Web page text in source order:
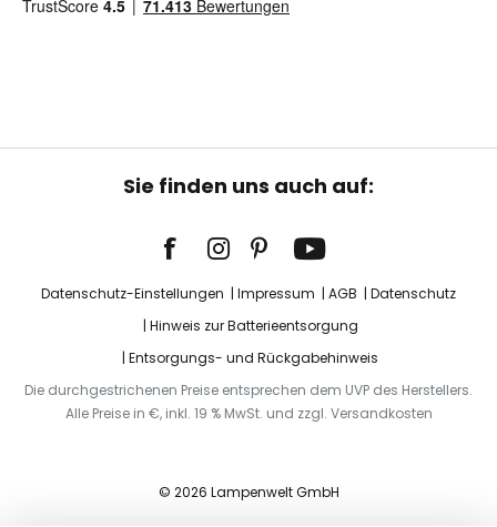
Sie finden uns auch auf:
Datenschutz-Einstellungen Impressum AGB
Datenschutz
Hinweis zur Batterieentsorgung
Entsorgungs- und Rückgabehinweis
Die durchgestrichenen Preise entsprechen dem UVP des Herstellers.
Alle Preise in €, inkl. 19 % MwSt. und zzgl. Versandkosten
© 2026 Lampenwelt GmbH